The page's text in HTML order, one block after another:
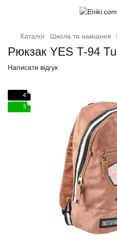
Каталог Школа та навчання
Рюкзак YES T-94
Написати відгук
4
3